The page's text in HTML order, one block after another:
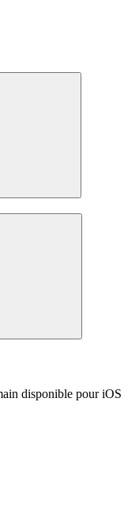
disponible pour iOS